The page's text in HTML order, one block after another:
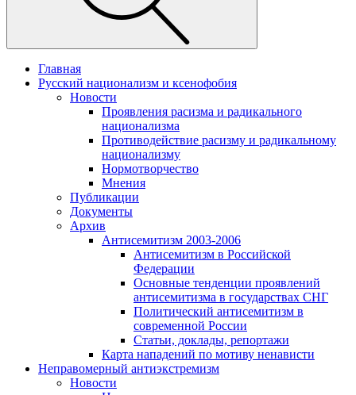
Главная
Русский национализм и ксенофобия
Новости
Проявления расизма и радикального
национализма
Противодействие расизму и радикальному
национализму
Нормотворчество
Мнения
Публикации
Документы
Архив
Антисемитизм 2003-2006
Антисемитизм в Российской
Федерации
Основные тенденции проявлений
антисемитизма в государствах СНГ
Политический антисемитизм в
современной России
Статьи, доклады, репортажи
Карта нападений по мотиву ненависти
Неправомерный антиэкстремизм
Новости